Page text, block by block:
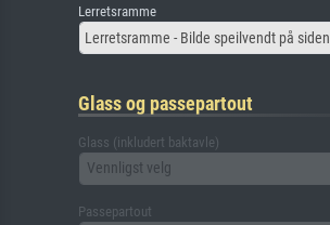
Lerretsramme
Lerretsramme - Bilde speilvendt på siden
Glass og passepartout
Glass (inkludert baktavle)
Vennligst velg
Passepartout